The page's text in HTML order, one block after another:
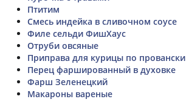
Птитим
Смесь индейка в сливочном соусе
Филе сельди ФишХаус
Отруби овсяные
Приправа для курицы по провански
Перец фаршированный в духовке
Фарш Зеленецкий
Макароны вареные